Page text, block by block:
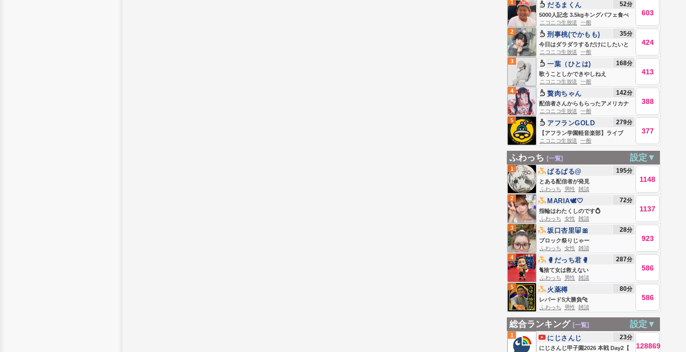
1
5000人記念 3.5kgキングパフェ食べ
る！
だるまくん 52分
603
ニコニコ生放送 一般
2
今日はダラダラするだけにしたいと
思います
刑事桃(でかもも) 35分
424
ニコニコ生放送 一般
3
歌うことしかできやしねえ
一葉（ひとは) 168分
413
ニコニコ生放送 一般
4
配信者さんからもらったアメリカナ
マズ食べてみる…
贅肉ちゃん 142分
388
ニコニコ生放送 一般
5
【アフラン学園軽音楽部】ライブ
アフランGOLD 279分
377
ニコニコ生放送 一般
ふわっち [一覧] 設定▼
1
とある配信者が発見
ぱるぱる@ 195分
1148
ふわっち 男性 雑談
2
指輪はわたくしのです💍
MARIA🕊🤍 72分
1137
ふわっち 女性 雑談
3
ブロック祭りじゃー
坂口杏里🐷🎀 28分
923
ふわっち 女性 雑談
4
🐈捨て女は救えない
🥊だっち君🥊 287分
586
ふわっち 男性 雑談
5
レパードS大勝負🐆
火薬樽 80分
586
ふわっち 男性 雑談
総合ランキング [一覧] 設定▼
1
にじさんじ甲子園2026 本戦 Day2【
にじさんじ 23分
128869